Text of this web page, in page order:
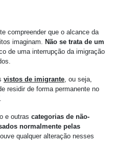
compreender que o alcance da
imaginam. Não se trata de um
de uma interrupção da imigração
vistos de imigrante, ou seja,
residir de forma permanente no
.
e outras categorias de não-
normalmente pelas
qualquer alteração nesses